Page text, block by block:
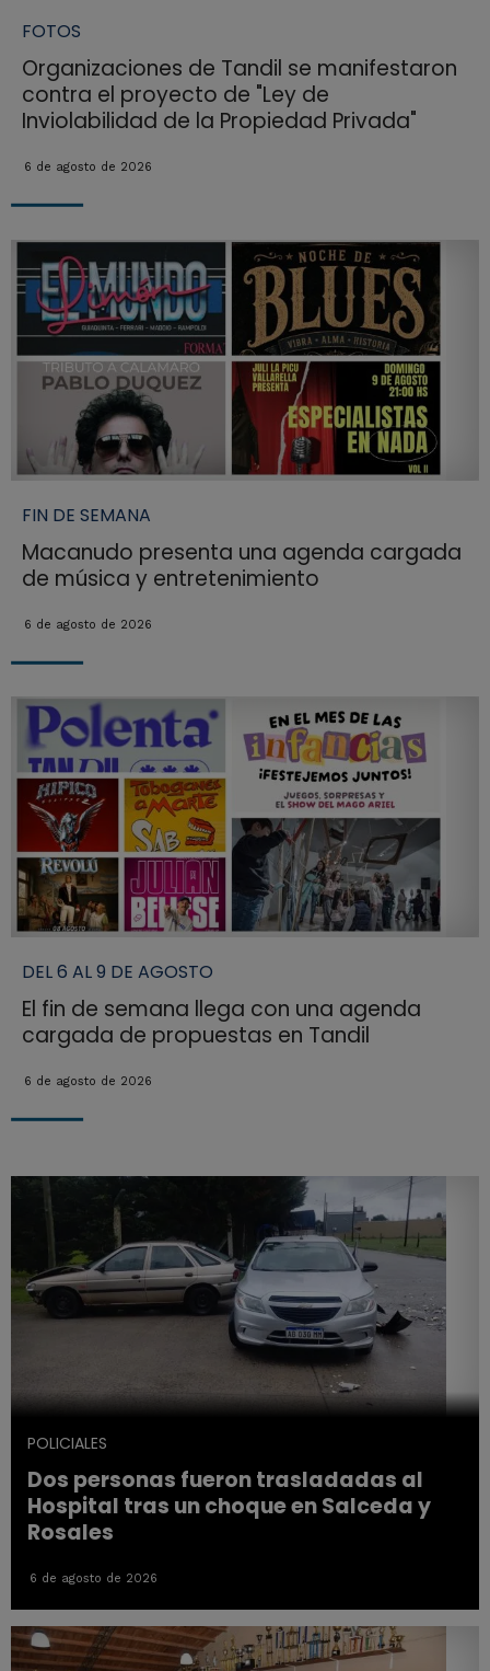
FOTOS
Organizaciones de Tandil se manifestaron
contra el proyecto de "Ley de
Inviolabilidad de la Propiedad Privada"
6 de agosto de 2026
FIN DE SEMANA
Macanudo presenta una agenda cargada
de música y entretenimiento
6 de agosto de 2026
DEL 6 AL 9 DE AGOSTO
El fin de semana llega con una agenda
cargada de propuestas en Tandil
6 de agosto de 2026
POLICIALES
Dos personas fueron trasladadas al
Hospital tras un choque en Salceda y
Rosales
6 de agosto de 2026